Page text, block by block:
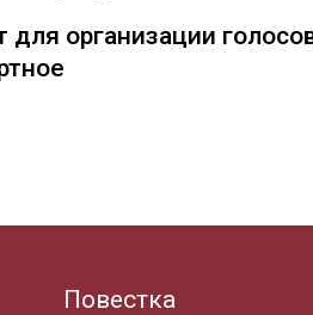
организации
Повестка